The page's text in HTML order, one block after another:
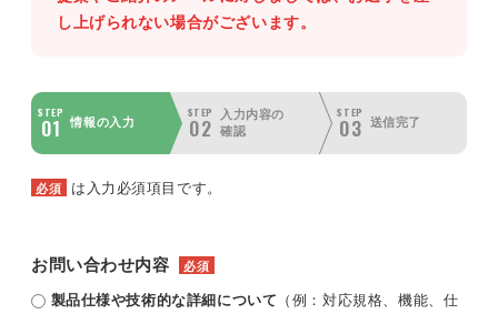
し上げられない場合がございます。
STEP
01 情報の入力
STEP
02
入力内容の
確認
STEP
03 送信完了
必須 は入力必須項目です。
お問い合わせ内容 必須
製品仕様や技術的な詳細について （例：対応規格、機能、仕